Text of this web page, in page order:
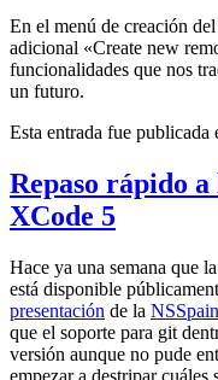
En el menú de creación
adicional «Create new
funcionalidades que nos
un futuro.
Esta entrada fue publicada
Repaso rápido a
XCode 5
Hace ya una semana que
está disponible
presentación de la
que el soporte para git
versión aunque no pude
empezar a destripar cuáles